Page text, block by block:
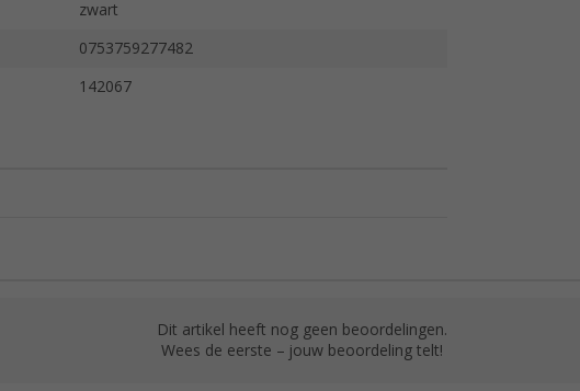
zwart
0753759277482
142067
Dit artikel heeft nog geen beoordelingen.
Wees de eerste – jouw beoordeling telt!